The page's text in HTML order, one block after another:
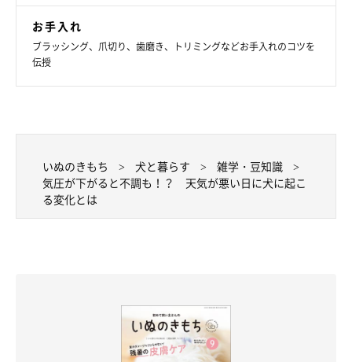
お手入れ
ブラッシング、爪切り、歯磨き、トリミングなどお手入れのコツを
伝授
いぬのきもち 犬と暮らす
雑学・豆知識
気圧が下がると不調も！？ 天気が悪い日に犬に起こ
る変化とは